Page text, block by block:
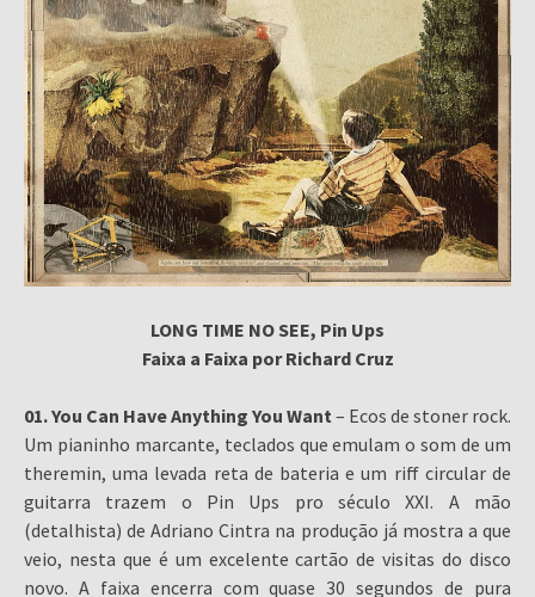
LONG TIME NO SEE, Pin Ups
Faixa a Faixa por Richard Cruz
01. You Can Have Anything You Want – Ecos de stoner rock.
Um pianinho marcante, teclados que emulam o som de um
theremin, uma levada reta de bateria e um riff circular de
guitarra trazem o Pin Ups pro século XXI. A mão
(detalhista) de Adriano Cintra na produção já mostra a que
veio, nesta que é um excelente cartão de visitas do disco
novo. A faixa encerra com quase 30 segundos de pura